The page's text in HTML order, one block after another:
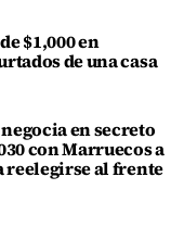
$1,000 en
de una casa
en secreto
con Marruecos a
reelegirse al frente